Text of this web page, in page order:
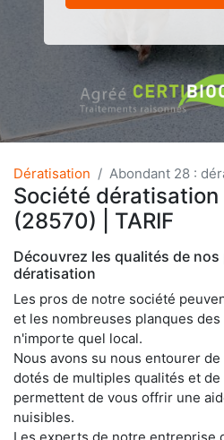
Dératisation Abondant 28 :
Société
(28570) | TARIF
Découvrez les qualités de
dératisation
Les pros de notre société
et les nombreuses planques
n'importe quel local.
Nous avons su nous entourer
dotés de multiples qualités et
permettent de vous offrir une
nuisibles.